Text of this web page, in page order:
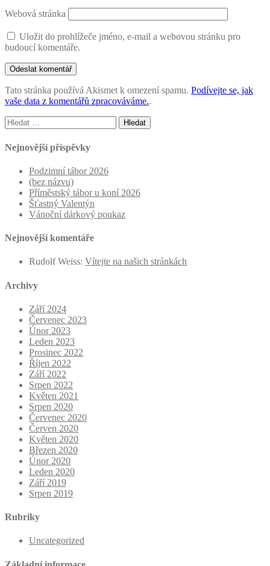
Webová stránka
Uložit do prohlížeče jméno, e-mail a webovou stránku pro
budoucí komentáře.
Tato stránka používá Akismet k omezení spamu. Podívejte se, jak
vaše data z komentářů zpracováváme..
Vyhledávání
Nejnovější příspěvky
Podzimní tábor 2026
(bez názvu)
Příměstský tábor u koní 2026
Šťastný Valentýn
Vánoční dárkový poukaz
Nejnovější komentáře
Rudolf Weiss: Vítejte na našich stránkách
Archivy
Září 2024
Červenec 2023
Únor 2023
Leden 2023
Prosinec 2022
Říjen 2022
Září 2022
Srpen 2022
Květen 2021
Srpen 2020
Červenec 2020
Červen 2020
Květen 2020
Březen 2020
Únor 2020
Leden 2020
Září 2019
Srpen 2019
Rubriky
Uncategorized